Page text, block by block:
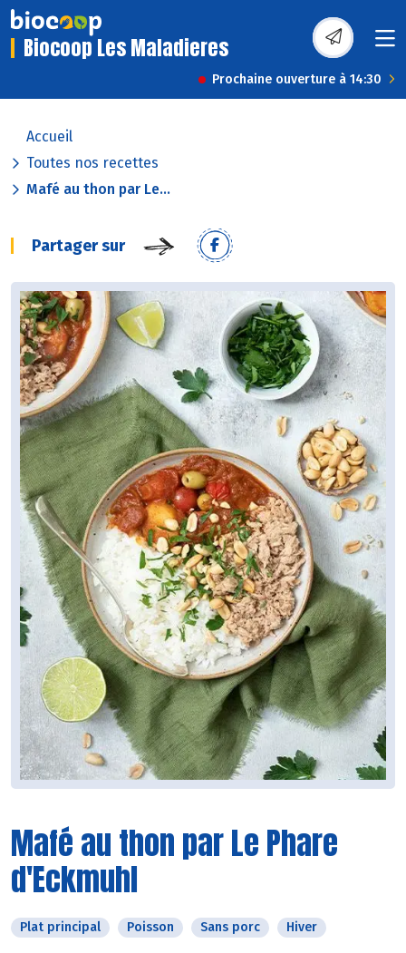
Biocoop Les Maladieres
Prochaine ouverture à 14:30
Accueil
Toutes nos recettes
Mafé au thon par Le...
Partager sur
Mafé au thon par Le Phare
d'Eckmuhl
Plat principal Poisson Sans porc Hiver